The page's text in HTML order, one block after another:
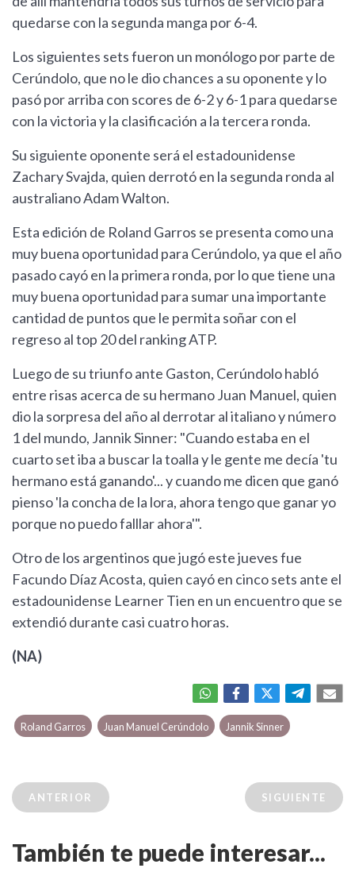
quedarse con la segunda manga por 6-4.
Los siguientes sets fueron un monólogo por parte de
Cerúndolo, que no le dio chances a su oponente y lo
pasó por arriba con scores de 6-2 y 6-1 para quedarse
con la victoria y la clasificación a la tercera ronda.
Su siguiente oponente será el estadounidense
Zachary Svajda, quien derrotó en la segunda ronda al
australiano Adam Walton.
Esta edición de Roland Garros se presenta como una
muy buena oportunidad para Cerúndolo, ya que el año
pasado cayó en la primera ronda, por lo que tiene una
muy buena oportunidad para sumar una importante
cantidad de puntos que le permita soñar con el
regreso al top 20 del ranking ATP.
Luego de su triunfo ante Gaston, Cerúndolo habló
entre risas acerca de su hermano Juan Manuel, quien
dio la sorpresa del año al derrotar al italiano y número
1 del mundo, Jannik Sinner: "Cuando estaba en el
cuarto set iba a buscar la toalla y le gente me decía 'tu
hermano está ganando'... y cuando me dicen que ganó
pienso 'la concha de la lora, ahora tengo que ganar yo
porque no puedo falllar ahora'".
Otro de los argentinos que jugó este jueves fue
Facundo Díaz Acosta, quien cayó en cinco sets ante el
estadounidense Learner Tien en un encuentro que se
extendió durante casi cuatro horas.
(NA)
Roland Garros Juan Manuel Cerúndolo Jannik Sinner
ANTERIOR SIGUIENTE
También te puede interesar...